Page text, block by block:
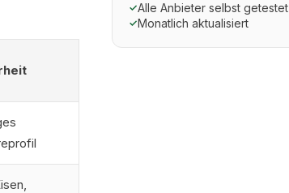
✓Alle Anbieter selbst getestet
✓Monatlich aktualisiert